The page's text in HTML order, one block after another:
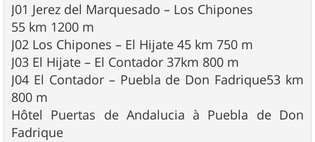
J01 Jerez del Marquesado – Los Chipones
55 km 1200 m
J02 Los Chipones – El Hijate 45 km 750 m
J03 El Hijate – El Contador 37km 800 m
J04 El Contador – Puebla de Don Fadrique53 km
800 m
Hôtel Puertas de Andalucia à Puebla de Don
Fadrique